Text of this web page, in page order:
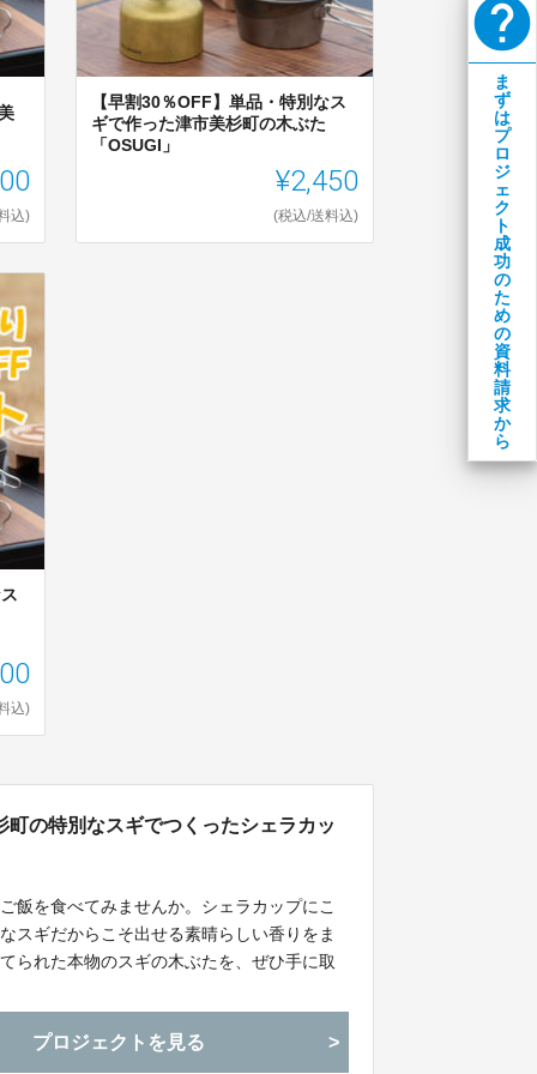
込)
【早割30％OFF】単品・特別なス
ギで作った津市美杉町の木ぶた
「OSUGI」
¥2,450
(税込/送料込)
込)
の特別なスギでつくったシェラカッ
飯を食べてみませんか。シェラカップにこ
スギだからこそ出せる素晴らしい香りをま
られた本物のスギの木ぶたを、ぜひ手に取
プロジェクトを見る
help
ま
ず
は
プ
ロ
ジ
ェ
ク
ト
成
功
の
た
め
の
資
料
請
求
か
ら